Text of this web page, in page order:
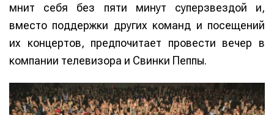
мнит себя без пяти минут суперзвездой и,
вместо поддержки других команд и посещений
их концертов, предпочитает провести вечер в
компании телевизора и Свинки Пеппы.